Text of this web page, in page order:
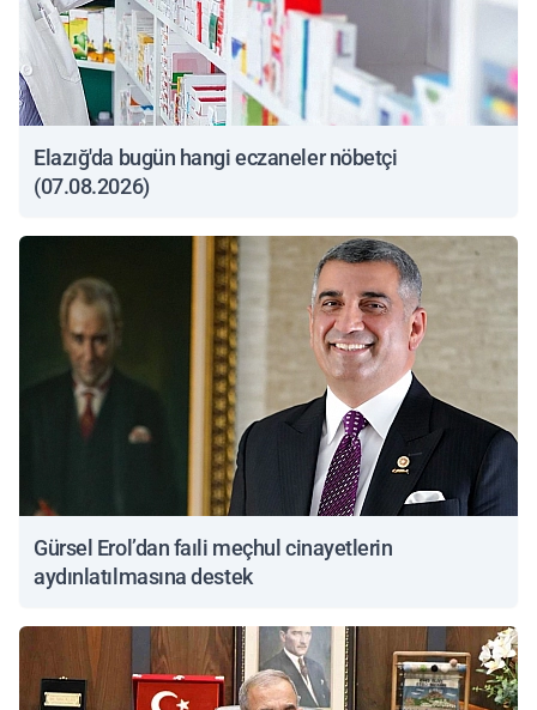
Elazığ'da bugün hangi eczaneler nöbetçi
(07.08.2026)
Gürsel Erol’dan faıli meçhul cinayetlerin
aydınlatılmasına destek